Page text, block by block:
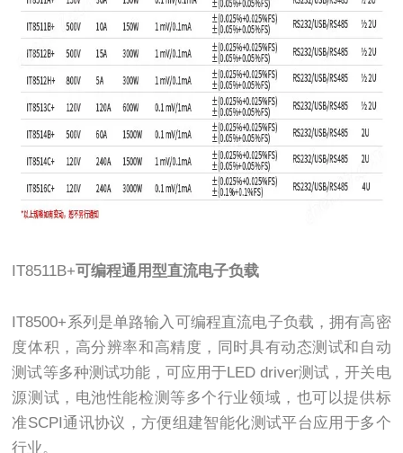
IT8511B+可编程通用型直流电子负载
IT8500+系列是单路输入可编程直流电子负载，拥有高密
度体积，高分辨率和高精度，同时具有动态测试和自动
测试等多种测试功能，可应用于LED driver测试，开关电
源测试，电池性能检测等多个行业领域，也可以提供标
准SCPI通讯协议，方便组建智能化测试平台应用于多个
行业。